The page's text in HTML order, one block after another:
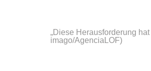
„Diese Herausforderung
imago/AgenciaLOF)